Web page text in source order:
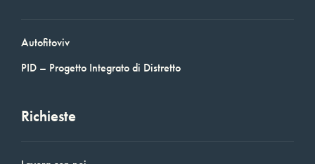
Autofitoviv
PID – Progetto Integrato di Distretto
Richieste